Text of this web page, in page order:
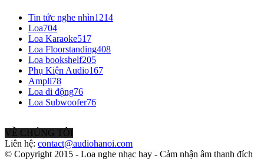
Tin tức nghe nhìn1214
Loa704
Loa Karaoke517
Loa Floorstanding408
Loa bookshelf205
Phụ Kiện Audio167
Ampli78
Loa di động76
Loa Subwoofer76
VỀ CHÚNG TÔI
Liên hệ: contact@audiohanoi.com
© Copyright 2015 - Loa nghe nhạc hay - Cảm nhận âm thanh đích